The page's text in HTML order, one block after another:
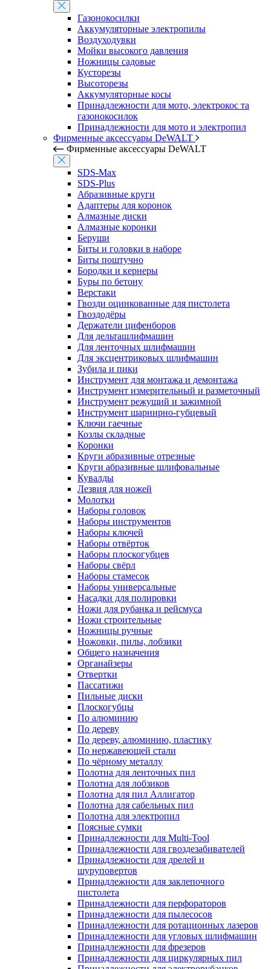
Газонокосилки
Аккумуляторные электропилы
Воздуходувки
Мойки высокого давления
Ножницы садовые
Кусторезы
Высоторезы
Аккумуляторные косы
Принадлежности для мото, электрокос та
газонокосилок
Принадлежности для мото и электропил
Фирменные аксессуары DeWALT
Фирменные аксессуары DeWALT
SDS-Max
SDS-Plus
Абразивные круги
Адаптеры для коронок
Алмазные диски
Алмазные коронки
Беруши
Биты и головки в наборе
Биты поштучно
Бородки и кернеры
Буры по бетону
Верстаки
Гвозди оцинкованные для пистолета
Гвоздодёры
Держатели цифенборов
Для дельташлифмашин
Для ленточных шлифмашин
Для эксцентриковых шлифмашин
Зубила и пики
Инструмент для монтажа и демонтажа
Инструмент измерительный и разметочный
Инструмент режущий и зажимной
Инструмент шарнирно-губцевый
Ключи гаечные
Козлы складные
Коронки
Круги абразивные отрезные
Круги абразивные шлифовальные
Кувалды
Лезвия для ножей
Молотки
Наборы головок
Наборы инструментов
Наборы ключей
Наборы отвёрток
Наборы плоскогубцев
Наборы свёрл
Наборы стамесок
Наборы универсальные
Насадки для полировки
Ножи для рубанка и рейсмуса
Ножи строительные
Ножницы ручные
Ножовки, пилы, лобзики
Общего назначения
Органайзеры
Отвертки
Пассатижи
Пильные диски
Плоскогубцы
По алюминию
По дереву
По дереву, алюминию, пластику
По нержавеющей стали
По чёрному металлу
Полотна для ленточных пил
Полотна для лобзиков
Полотна для пил Аллигатор
Полотна для сабельных пил
Полотна для электропил
Поясные сумки
Принадлежности для Multi-Tool
Принадлежности для гвоздезабивателей
Принадлежности для дрелей и
шуруповертов
Принадлежности для заклепочного
пистолета
Принадлежности для перфораторов
Принадлежности для пылесосов
Принадлежности для ротационных лазеров
Принадлежности для угловых шлифмашин
Принадлежности для фрезеров
Принадлежности для циркулярных пил